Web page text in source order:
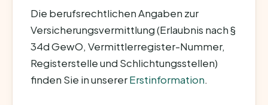
Die berufsrechtlichen Angaben zur
Versicherungsvermittlung (Erlaubnis nach §
34d GewO, Vermittlerregister-Nummer,
Registerstelle und Schlichtungsstellen)
finden Sie in unsererErstinformation.